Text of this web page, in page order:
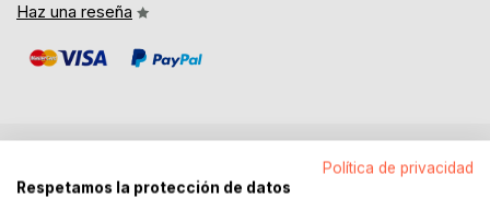
Haz una reseña
DESCRIPCIÓN
Política de privacidad
Respetamos la protección de datos